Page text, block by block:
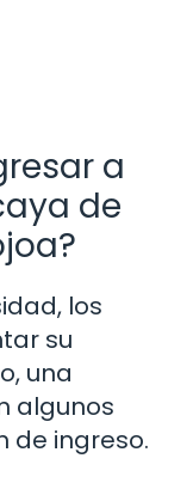
a
de
los
su
una
algunos
de ingreso.